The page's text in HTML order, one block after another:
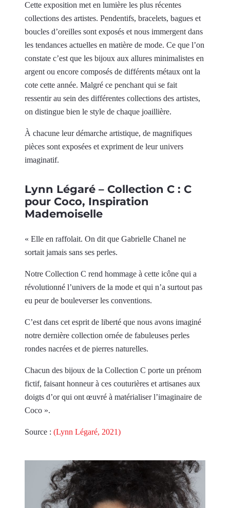
Cette exposition met en lumière les plus récentes
collections des artistes. Pendentifs, bracelets, bagues et
boucles d’oreilles sont exposés et nous immergent dans
les tendances actuelles en matière de mode. Ce que l’on
constate c’est que les bijoux aux allures minimalistes en
argent ou encore composés de différents métaux ont la
cote cette année. Malgré ce penchant qui se fait
ressentir au sein des différentes collections des artistes,
on distingue bien le style de chaque joaillière.
À chacune leur démarche artistique, de magnifiques
pièces sont exposées et expriment de leur univers
imaginatif.
Lynn Légaré – Collection C : C
pour Coco, Inspiration
Mademoiselle
« Elle en raffolait. On dit que Gabrielle Chanel ne
sortait jamais sans ses perles.
Notre Collection C rend hommage à cette icône qui a
révolutionné l’univers de la mode et qui n’a surtout pas
eu peur de bouleverser les conventions.
C’est dans cet esprit de liberté que nous avons imaginé
notre dernière collection ornée de fabuleuses perles
rondes nacrées et de pierres naturelles.
Chacun des bijoux de la Collection C porte un prénom
fictif, faisant honneur à ces couturières et artisanes aux
doigts d’or qui ont œuvré à matérialiser l’imaginaire de
Coco ».
Source : (Lynn Légaré, 2021)